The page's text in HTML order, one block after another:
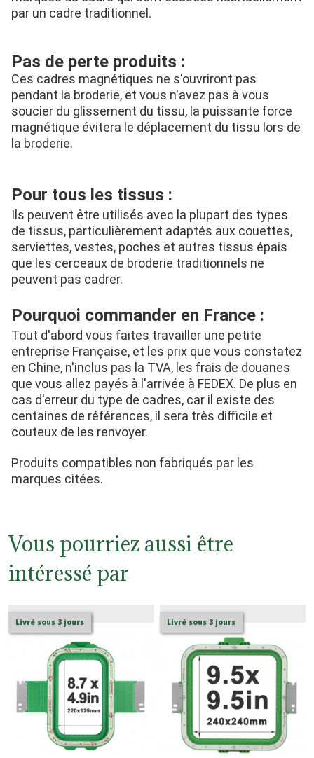
par un cadre traditionnel.
Pas de perte produits :
Ces cadres magnétiques ne s'ouvriront pas
pendant la broderie, et vous n'avez pas à vous
soucier du glissement du tissu, la puissante force
magnétique évitera le déplacement du tissu lors de
la broderie.
Pour tous les tissus :
Ils peuvent être utilisés avec la plupart des types
de tissus, particulièrement adaptés aux couettes,
serviettes, vestes, poches et autres tissus épais
que les cerceaux de broderie traditionnels ne
peuvent pas cadrer.
Pourquoi commander en France :
Tout d'abord vous faites travailler une petite
entreprise Française, et les prix que vous constatez
en Chine, n'inclus pas la TVA, les frais de douanes
que vous allez payés à l'arrivée à FEDEX. De plus en
cas d'erreur du type de cadres, car il existe des
centaines de références, il sera très difficile et
couteux de les renvoyer.
Produits compatibles non fabriqués par les
marques citées.
Vous pourriez aussi être
intéressé par
Livré sous 3 jours Livré sous 3 jours